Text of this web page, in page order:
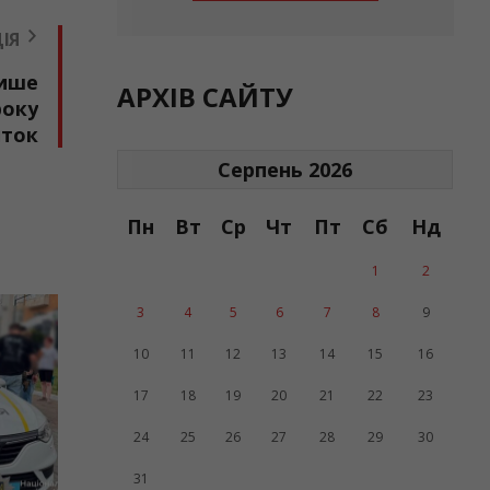
АРХІВ САЙТУ
Серпень 2026
Пн Вт Ср Чт Пт Сб Нд
1 2
3 4 5 6 7 8 9
10 11 12 13 14 15 16
17 18 19 20 21 22 23
24 25 26 27 28 29 30
31